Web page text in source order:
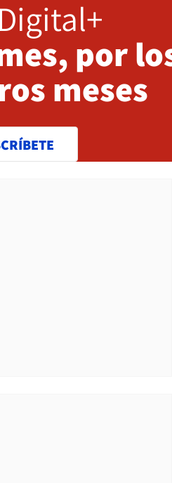
por
meses